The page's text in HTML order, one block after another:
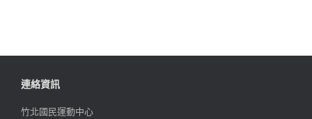
連絡資訊
竹北國民運動中心